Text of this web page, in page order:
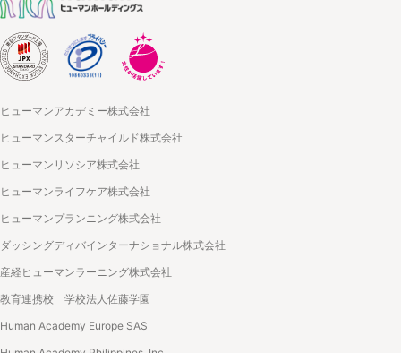
ヒューマンアカデミー株式会社
ヒューマンスターチャイルド株式会社
ヒューマンリソシア株式会社
ヒューマンライフケア株式会社
ヒューマンプランニング株式会社
ダッシングディバインターナショナル株式会社
産経ヒューマンラーニング株式会社
教育連携校 学校法人佐藤学園
Human Academy Europe SAS